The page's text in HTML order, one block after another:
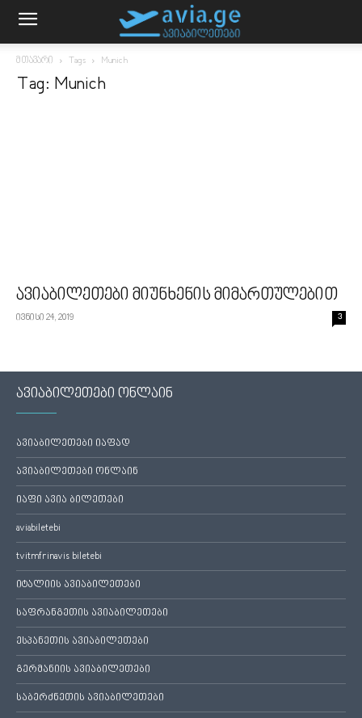
მთავარი Tags Munich
Tag: Munich
ავიაბილეთები მიუნხენის მიმართულებით
ივნისი 24, 2019 3
ავიაბილეთები ონლაინ
ავიაბილეთები იაფად
ავიაბილეთები ონლაინ
იაფი ავია ბილეთები
aviabiletebi
tvitmfrinavis biletebi
იტალიის ავიაბილეთები
საფრანგეთის ავიაბილეთები
ესპანეთის ავიაბილეთები
გერმანიის ავიაბილეთები
საბერძნეთის ავიაბილეთები